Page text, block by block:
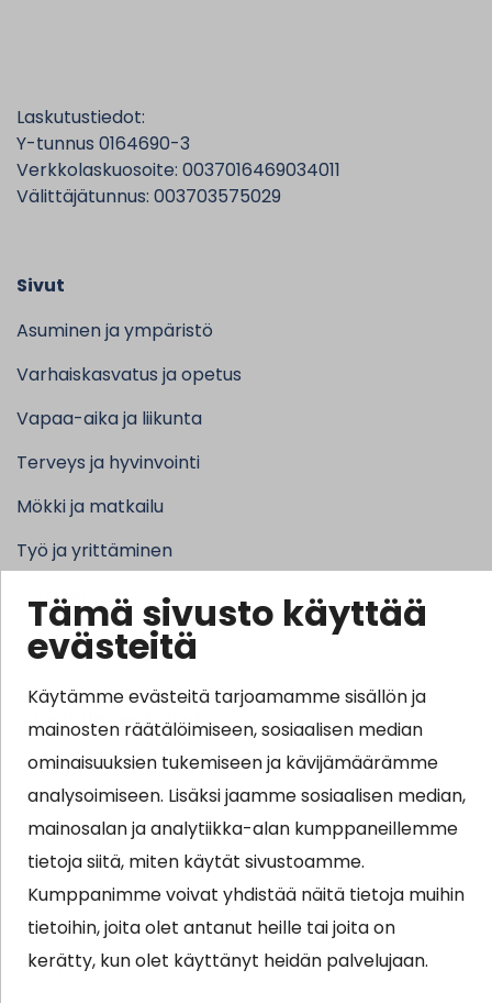
Tämä sivusto käyttää
evästeitä
Käytämme evästeitä tarjoamamme sisällön ja
mainosten räätälöimiseen, sosiaalisen median
ominaisuuksien tukemiseen ja kävijämäärämme
analysoimiseen. Lisäksi jaamme sosiaalisen median,
mainosalan ja analytiikka-alan kumppaneillemme
tietoja siitä, miten käytät sivustoamme.
Kumppanimme voivat yhdistää näitä tietoja muihin
tietoihin, joita olet antanut heille tai joita on
kerätty, kun olet käyttänyt heidän palvelujaan.
Laskutustiedot:
Y-tunnus 0164690-3
Verkkolaskuosoite: 0037016469034011
Välittäjätunnus: 003703575029
Sivut
Asuminen ja ympäristö
Varhaiskasvatus ja opetus
Vapaa-aika ja liikunta
Terveys ja hyvinvointi
Mökki ja matkailu
Työ ja yrittäminen
Kunta ja hallinto
Suosituimmat sivut
Esityslistat, pöytäkirjat, viranhaltijapäätökset ja
kuulutukset
Tietoa ja ohjeistusta koronavirukseen liittyen
Asiointipiste
Sähköinen asiointi
Yhteydenotto